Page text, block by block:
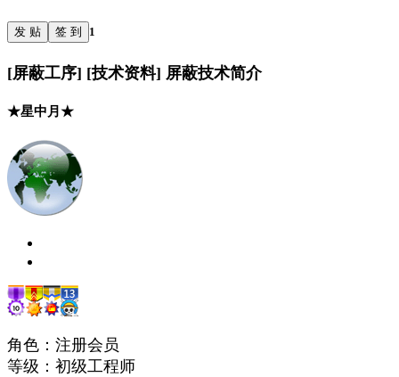
发 贴 签 到 1
[屏蔽工序] [技术资料] 屏蔽技术简介
★星中月★
角色：注册会员
等级：初级工程师